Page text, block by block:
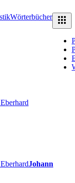
Wörterbücher
Johann